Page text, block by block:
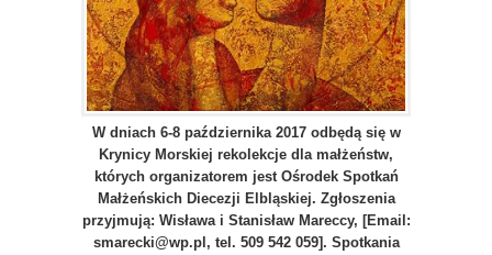
W dniach 6-8 października 2017 odbędą się w
Krynicy Morskiej rekolekcje dla małżeństw,
których organizatorem jest Ośrodek Spotkań
Małżeńskich Diecezji Elbląskiej. Zgłoszenia
przyjmują: Wisława i Stanisław Mareccy, [Email:
smarecki@wp.pl, tel. 509 542 059]. Spotkania